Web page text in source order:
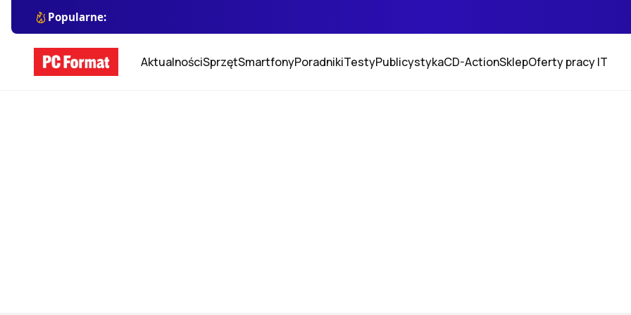
Popularne:
AktualnościSprzętSmartfonyPoradnikiTestyPublicystykaCD-ActionSklepOferty pracy IT